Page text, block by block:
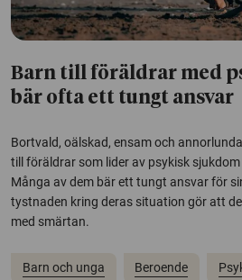
Barn till föräldrar med
bär ofta ett tungt ansvar
Bortvald, oälskad, ensam och
till föräldrar som lider av psykisk
Många av dem bär ett tungt ansvar för
tystnaden kring deras situation gör att
med smärtan.
Barn och unga Beroende